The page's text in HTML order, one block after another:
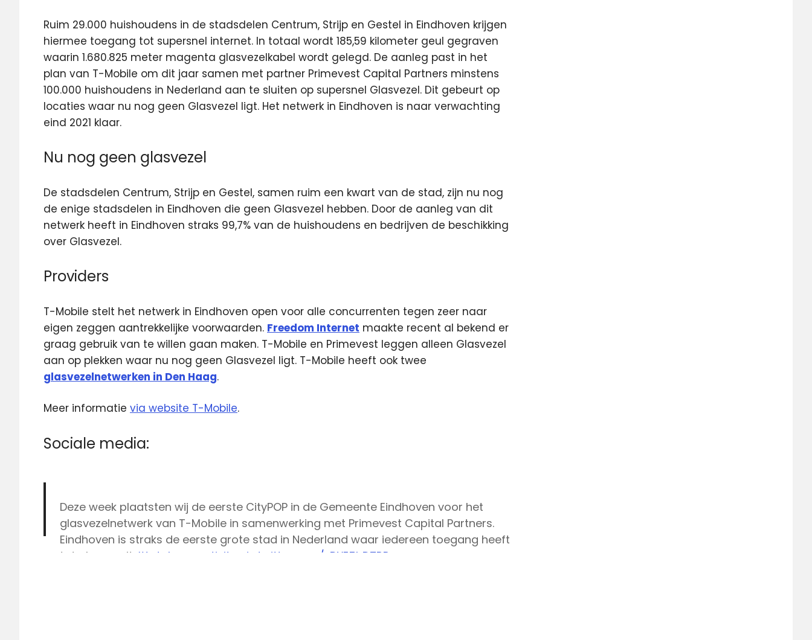
Ruim 29.000 huishoudens in de stadsdelen Centrum, Strijp en Gestel in Eindhoven krijgen
hiermee toegang tot supersnel internet. In totaal wordt 185,59 kilometer geul gegraven
waarin 1.680.825 meter magenta glasvezelkabel wordt gelegd. De aanleg past in het
plan van T-Mobile om dit jaar samen met partner Primevest Capital Partners minstens
100.000 huishoudens in Nederland aan te sluiten op supersnel Glasvezel. Dit gebeurt op
locaties waar nu nog geen Glasvezel ligt. Het netwerk in Eindhoven is naar verwachting
eind 2021 klaar.
Nu nog geen glasvezel
De stadsdelen Centrum, Strijp en Gestel, samen ruim een kwart van de stad, zijn nu nog
de enige stadsdelen in Eindhoven die geen Glasvezel hebben. Door de aanleg van dit
netwerk heeft in Eindhoven straks 99,7% van de huishoudens en bedrijven de beschikking
over Glasvezel.
Providers
T-Mobile stelt het netwerk in Eindhoven open voor alle concurrenten tegen zeer naar
eigen zeggen aantrekkelijke voorwaarden. Freedom Internet maakte recent al bekend er
graag gebruik van te willen gaan maken. T-Mobile en Primevest leggen alleen Glasvezel
aan op plekken waar nu nog geen Glasvezel ligt. T-Mobile heeft ook twee
glasvezelnetwerken in Den Haag.
Meer informatie via website T-Mobile.
Sociale media:
Deze week plaatsten wij de eerste CityPOP in de Gemeente Eindhoven voor het
glasvezelnetwerk van T-Mobile in samenwerking met Primevest Capital Partners.
Eindhoven is straks de eerste grote stad in Nederland waar iedereen toegang heeft
tot glasvezel! #totalconnectivity pic.twitter.com/xDYE5hD7RR